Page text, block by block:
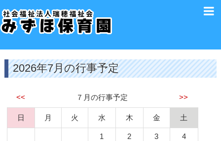
2026年7月の行事予定
<< ７月の行事予定 >>
日 月 火 水 木 金 土
1 2 3 4